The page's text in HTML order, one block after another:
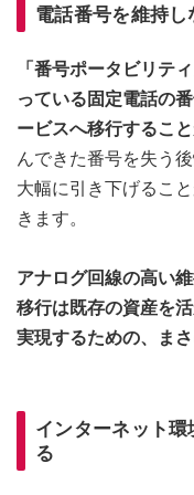
電話番号を維持
「番号ポータビリテ
っている固定電話の
ービスへ移行すること
んできた番号を失う
大幅に引き下げるこ
きます。
アナログ回線の高い
移行は既存の資産を
実現するための、ま
インターネット
る